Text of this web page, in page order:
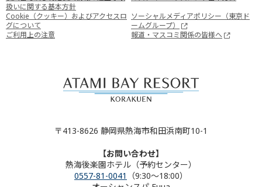
扱いに関する基本方針
Cookie（クッキー）およびアクセスロ
グについて
ソーシャルメディアポリシー（東京ド
ームグループ）
ご利用上の注意
報道・マスコミ関係の皆様へ
〒413-8626 静岡県熱海市和田浜南町10-1
【お問い合わせ】
熱海後楽園ホテル（予約センター）
0557-81-0041
（9:30～18:00）